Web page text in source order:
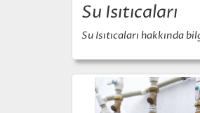
Su Isıtıcaları
Su Isıtıcaları hakkında